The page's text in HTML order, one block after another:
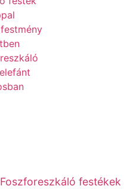
Foszforeszkáló festékek